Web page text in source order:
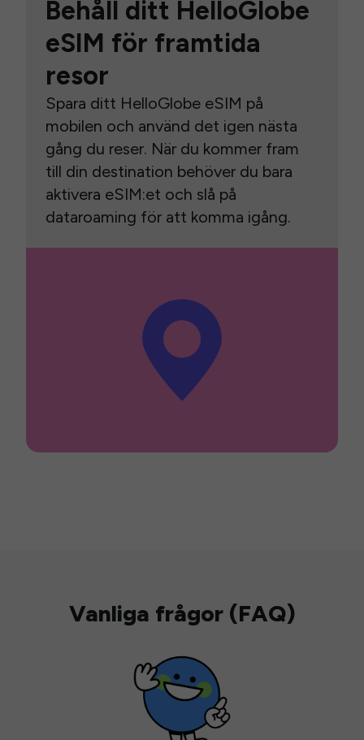
Behåll ditt HelloGlobe
eSIM för framtida
resor
Spara ditt HelloGlobe eSIM på
mobilen och använd det igen nästa
gång du reser. När du kommer fram
till din destination behöver du bara
aktivera eSIM:et och slå på
dataroaming för att komma igång.
Vanliga frågor (FAQ)